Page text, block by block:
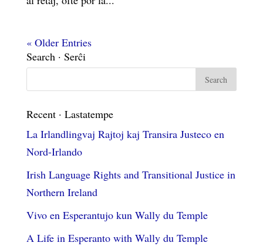
« Older Entries
Search · Serĉi
Recent · Lastatempe
La Irlandlingvaj Rajtoj kaj Transira Justeco en
Nord-Irlando
Irish Language Rights and Transitional Justice in
Northern Ireland
Vivo en Esperantujo kun Wally du Temple
A Life in Esperanto with Wally du Temple